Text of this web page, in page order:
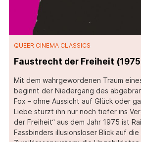
QUEER CINEMA CLASSICS
Faustrecht der Freiheit
Mit dem wahrgewordenen Traum
beginnt der Niedergang des
Fox – ohne Aussicht auf Glück oder
Liebe stürzt ihn nur noch tiefer ins
der Freiheit“ aus dem Jahr 1975 ist
Fassbinders illusionsloser Blick auf